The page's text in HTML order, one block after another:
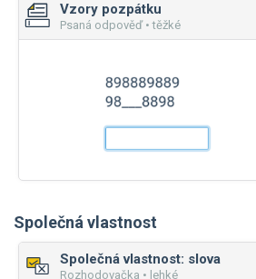
Vzory pozpátku
Psaná odpověď • těžké
Společná vlastnost
Společná vlastnost: slova
Rozhodovačka • lehké